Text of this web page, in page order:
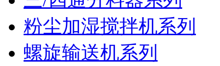
粉尘加湿搅拌机系列
螺旋输送机系列